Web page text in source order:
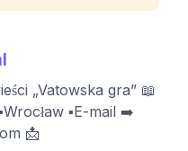
„Vatowska gra” 📖
▪️E-mail ➡️
📩